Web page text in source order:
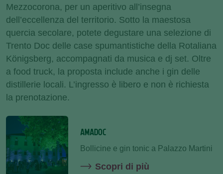
Mezzocorona, per un aperitivo all’insegna
dell’eccellenza del territorio. Sotto la maestosa
quercia secolare, potete degustare una selezione di
Trento Doc delle case spumantistiche della Rotaliana
Königsberg, accompagnati da musica e dj set. Oltre
a food truck, la proposta include anche i gin delle
distillerie locali. L’ingresso è libero e non è richiesta
la prenotazione.
AMADOC
Bollicine e gin tonic a Palazzo Martini
Scopri di più